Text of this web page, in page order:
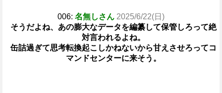
006: 名無しさん 2025/6/22(日)
そうだよね、あの膨大なデータを編纂して保管しろって絶
対言われるよね。
缶詰過ぎて思考転換起こしかねないから甘えさせろってコ
マンドセンターに来そう。